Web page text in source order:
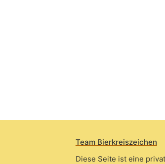
Team Bierkreiszeichen
Diese Seite ist eine